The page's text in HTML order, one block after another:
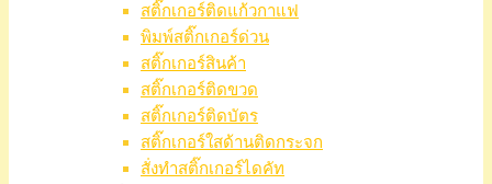
สติ๊กเกอร์ติดแก้วกาแฟ
พิมพ์สติ๊กเกอร์ด่วน
สติ๊กเกอร์สินค้า
สติ๊กเกอร์ติดขวด
สติ๊กเกอร์ติดบัตร
สติ๊กเกอร์ใสด้านติดกระจก
สั่งทําสติ๊กเกอร์ไดคัท